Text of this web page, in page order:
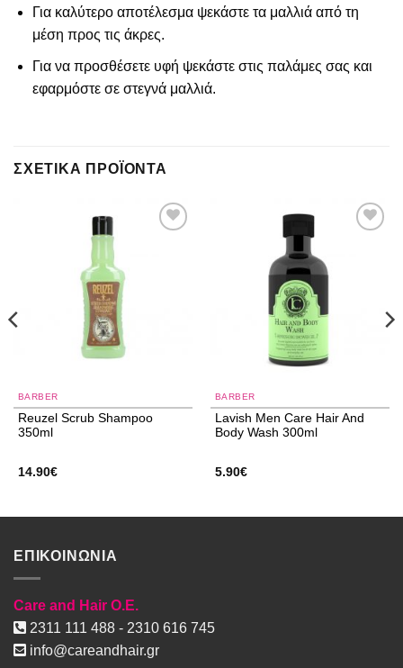
Για καλύτερο αποτέλεσμα ψεκάστε τα μαλλιά από τη
μέση προς τις άκρες.
Για να προσθέσετε υφή ψεκάστε στις παλάμες σας και
εφαρμόστε σε στεγνά μαλλιά.
ΣΧΕΤΙΚΆ ΠΡΟΪΌΝΤΑ
BARBER
Reuzel Scrub Shampoo
350ml
14.90€
BARBER
Lavish Men Care Ηair And
Body Wash 300ml
5.90€
ΕΠΙΚΟΙΝΩΝΙΑ
Care and Hair O.E.
2311 111 488 - 2310 616 745
info@careandhair.gr